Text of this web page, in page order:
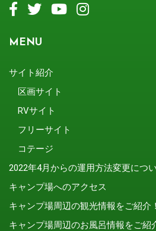
MENU
サイト紹介
区画サイト
RVサイト
フリーサイト
コテージ
2022年4月からの運用方法変更につ
キャンプ場へのアクセス
キャンプ場周辺の観光情報をご紹介！
キャンプ場周辺のお風呂情報をご紹